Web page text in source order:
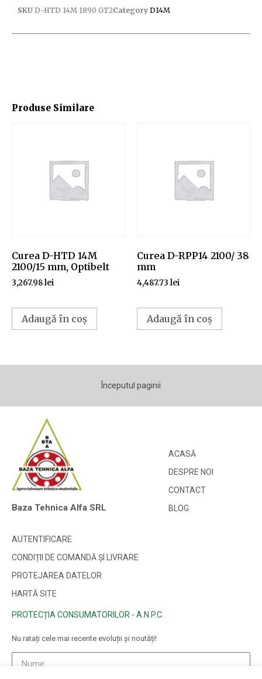
Produse Similare
Curea D-HTD 14M
2100/15 mm, Optibelt
3,267.98lei
Adaugă în coș
Curea D-RPP14 2100/ 38
mm
4,487.73 lei
Adaugă în coș
SKU D-HTD 14M 1890 GT2Category D14M
Începutul paginii
Baza Tehnica Alfa SRL
ACASĂ
DESPRE NOI
CONTACT
BLOG
AUTENTIFICARE
CONDIȚII DE COMANDĂ ȘI LIVRARE
PROTEJAREA DATELOR
HARTĂ SITE
PROTECȚIA CONSUMATORILOR - A.N.P.C.
Nu ratați cele mai recente evoluții și noutăți!